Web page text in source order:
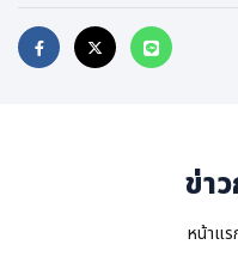
ภาษาญี่ปุ่น
ข่า
หน้าแร